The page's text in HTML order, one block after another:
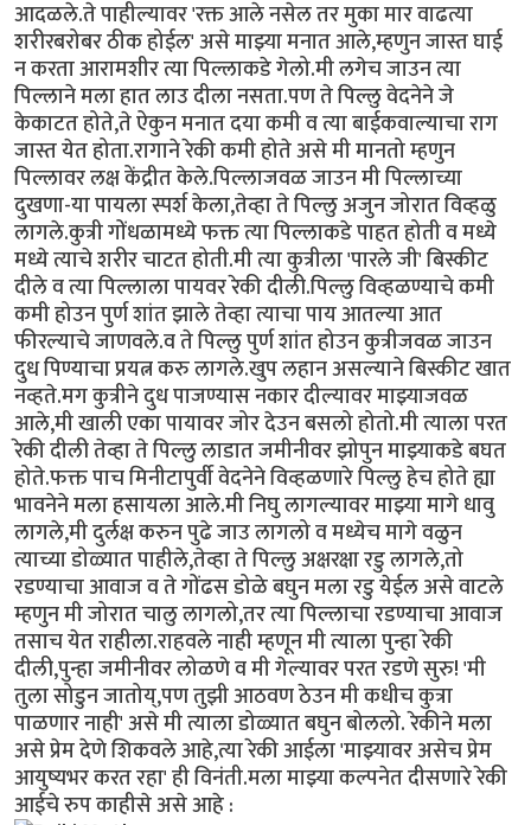
आदळले.ते पाहील्यावर 'रक्त आले नसेल तर मुका मार वाढत्या
शरीरबरोबर ठीक होईल' असे माझ्या मनात आले,म्हणुन जास्त घाई
न करता आरामशीर त्या पिल्लाकडे गेलो.मी लगेच जाउन त्या
पिल्लाने मला हात लाउ दीला नसता.पण ते पिल्लु वेदनेने जे
केकाटत होते,ते ऐकुन मनात दया कमी व त्या बाईकवाल्याचा राग
जास्त येत होता.रागाने रेकी कमी होते असे मी मानतो म्हणुन
पिल्लावर लक्ष केंद्रीत केले.पिल्लाजवळ जाउन मी पिल्लाच्या
दुखणा-या पायला स्पर्श केला,तेव्हा ते पिल्लु अजुन जोरात विव्हळु
लागले.कुत्री गोंधळामध्ये फक्त त्या पिल्लाकडे पाहत होती व मध्ये
मध्ये त्याचे शरीर चाटत होती.मी त्या कुत्रीला 'पारले जी' बिस्कीट
दीले व त्या पिल्लाला पायवर रेकी दीली.पिल्लु विव्हळण्याचे कमी
कमी होउन पुर्ण शांत झाले तेव्हा त्याचा पाय आतल्या आत
फीरल्याचे जाणवले.व ते पिल्लु पुर्ण शांत होउन कुत्रीजवळ जाउन
दुध पिण्याचा प्रयत्न करु लागले.खुप लहान असल्याने बिस्कीट खात
नव्हते.मग कुत्रीने दुध पाजण्यास नकार दील्यावर माझ्याजवळ
आले,मी खाली एका पायावर जोर देउन बसलो होतो.मी त्याला परत
रेकी दीली तेव्हा ते पिल्लु लाडात जमीनीवर झोपुन माझ्याकडे बघत
होते.फक्त पाच मिनीटापुर्वी वेदनेने विव्हळणारे पिल्लु हेच होते ह्या
भावनेने मला हसायला आले.मी निघु लागल्यावर माझ्या मागे धावु
लागले,मी दुर्लक्ष करुन पुढे जाउ लागलो व मध्येच मागे वळुन
त्याच्या डोळ्यात पाहीले,तेव्हा ते पिल्लु अक्षरक्षा रडु लागले,तो
रडण्याचा आवाज व ते गोंढस डोळे बघुन मला रडु येईल असे वाटले
म्हणुन मी जोरात चालु लागलो,तर त्या पिल्लाचा रडण्याचा आवाज
तसाच येत राहीला.राहवले नाही म्हणून मी त्याला पुन्हा रेकी
दीली,पुन्हा जमीनीवर लोळणे व मी गेल्यावर परत रडणे सुरु! 'मी
तुला सोडुन जातोय्,पण तुझी आठवण ठेउन मी कधीच कुत्रा
पाळणार नाही' असे मी त्याला डोळ्यात बघुन बोललो. रेकीने मला
असे प्रेम देणे शिकवले आहे,त्या रेकी आईला 'माझ्यावर असेच प्रेम
आयुष्यभर करत रहा' ही विनंती.मला माझ्या कल्पनेत दीसणारे रेकी
आईचे रुप काहीसे असे आहे :